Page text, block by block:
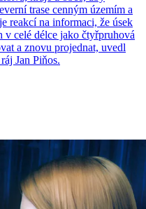
trase cenným územím a
reakcí na informaci, že úsek
celé délce jako čtyřpruhová
a znovu projednat, uvedl
Jan Piňos.